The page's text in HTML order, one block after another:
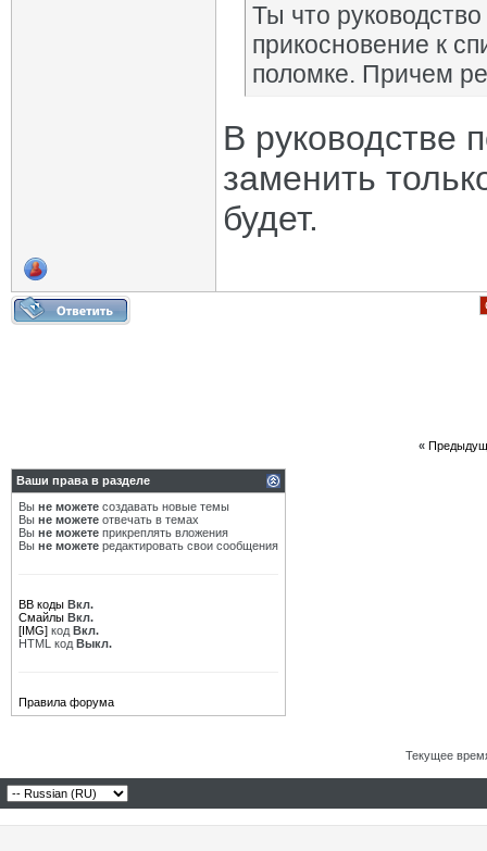
Ты что
прикосновение к
поломке. Причем
В руководстве
заменить
будет.
«
Ваши права в разделе
Вы не можете создавать новые темы
Вы не можете отвечать в темах
Вы не можете прикреплять вложения
Вы не можете редактировать свои сообщения
BB коды Вкл.
Смайлы Вкл.
[IMG] код Вкл.
HTML код Выкл.
Правила форума
Текущее